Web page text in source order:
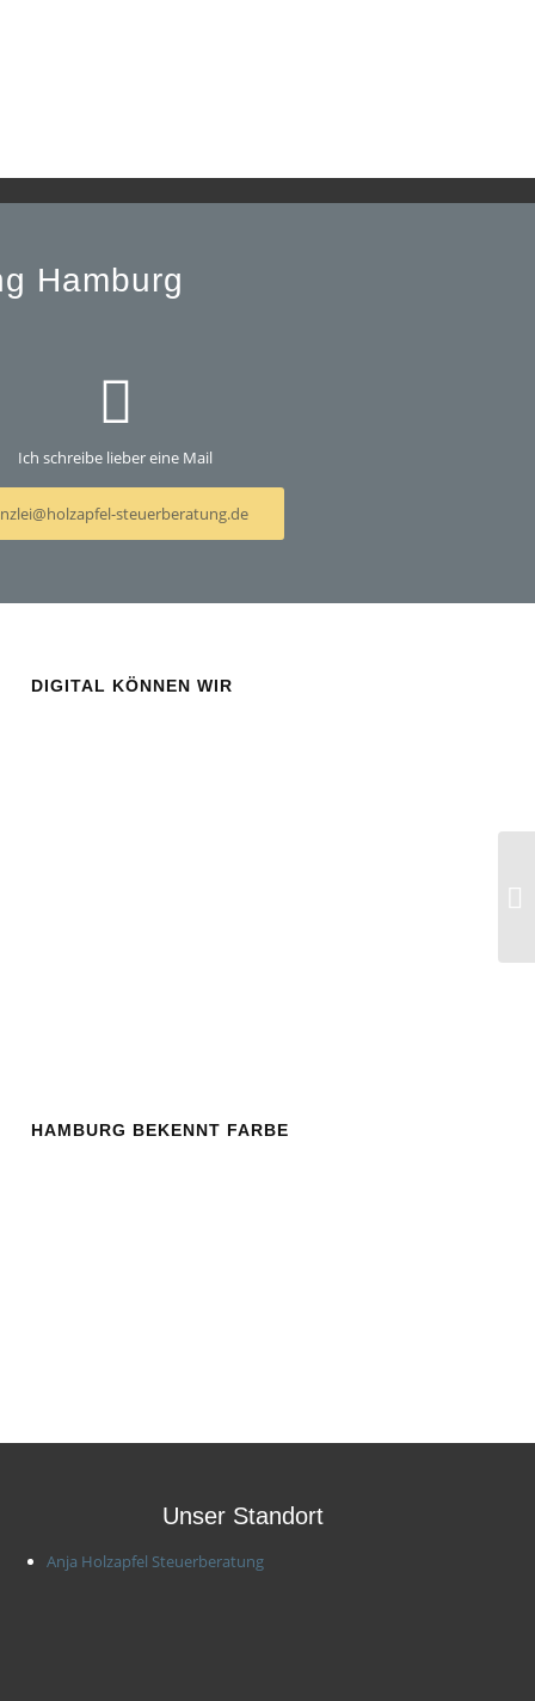
Hamburg
Ich schreibe lieber eine Mail
steuerberatung.de
DIGITAL KÖNNEN WIR
HAMBURG BEKENNT FARBE
Unser Standort
Anja Holzapfel Steuerberatung